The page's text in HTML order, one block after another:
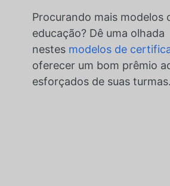
Procurando mais modelos
educação? Dê uma olhada
nestes modelos de
oferecer um bom prêmio
esforçados de suas turmas.